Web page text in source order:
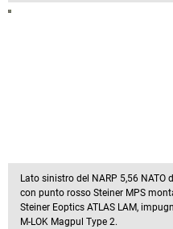
Lato sinistro del NARP 5,56 NATO
con punto rosso Steiner MPS
Steiner Eoptics ATLAS LAM,
M-LOK Magpul Type 2.